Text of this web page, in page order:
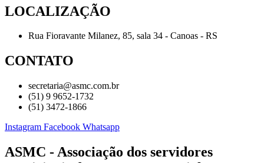
LOCALIZAÇÃO
Rua Fioravante Milanez, 85, sala 34 - Canoas - RS
CONTATO
secretaria@asmc.com.br
(51) 9 9652-1732
(51) 3472-1866
Instagram Facebook Whatsapp
ASMC - Associação dos servidores